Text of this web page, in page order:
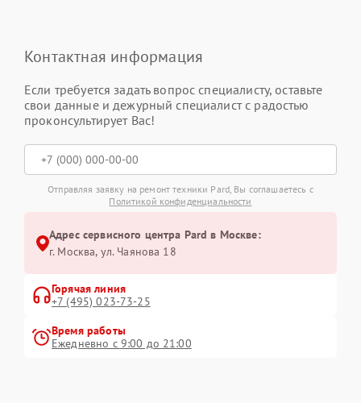
Контактная информация
Если требуется задать вопрос специалисту, оставьте
свои данные и дежурный специалист с радостью
проконсультирует Вас!
Отправляя заявку на ремонт техники Pard, Вы соглашаетесь с
Политикой конфиденциальности
Адрес сервисного центра Pard в Москве:
г. Москва, ул. Чаянова 18
Горячая линия
+7 (495) 023-73-25
Время работы
Ежедневно с 9:00 до 21:00